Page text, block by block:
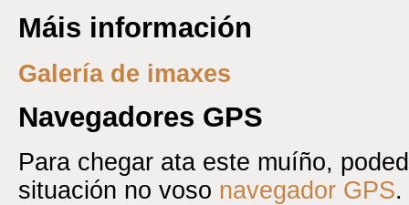
Máis información
Galería de imaxes
Navegadores GPS
Para chegar ata este muíño,
situación no voso navegador GPS.